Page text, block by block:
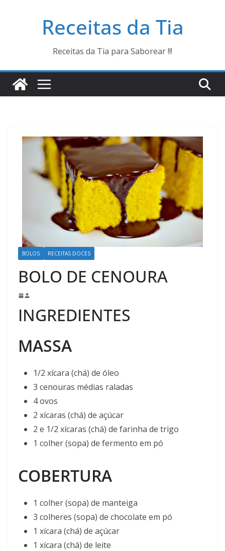
Receitas da Tia
Receitas da Tia para Saborear !!!
BOLOS RECEITAS DOCES
BOLO DE CENOURA
INGREDIENTES
MASSA
1/2 xícara (chá) de óleo
3 cenouras médias raladas
4 ovos
2 xícaras (chá) de açúcar
2 e 1/2 xícaras (chá) de farinha de trigo
1 colher (sopa) de fermento em pó
COBERTURA
1 colher (sopa) de manteiga
3 colheres (sopa) de chocolate em pó
1 xícara (chá) de açúcar
1 xícara (chá) de leite